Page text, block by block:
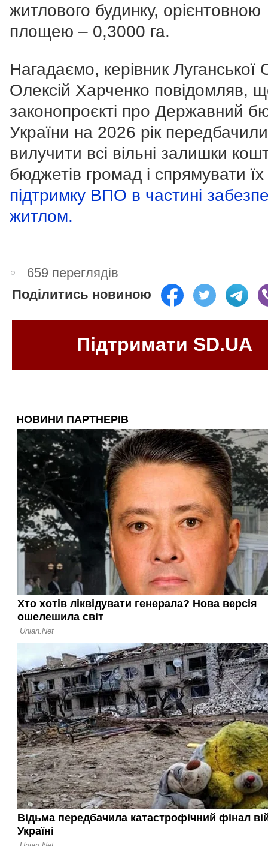
житлового будинку, орієнтовною
площею – 0,3000 га.
Нагадаємо, керівник
Олексій Харченко повідомляв,
законопроєкті про Державний
України на 2026 рік передбачили
вилучити всі вільні залишки
бюджетів громад і спрямувати їх
підтримку ВПО в частині
житлом.
659 переглядів
Поділитись новиною
Підтримати SD.UA